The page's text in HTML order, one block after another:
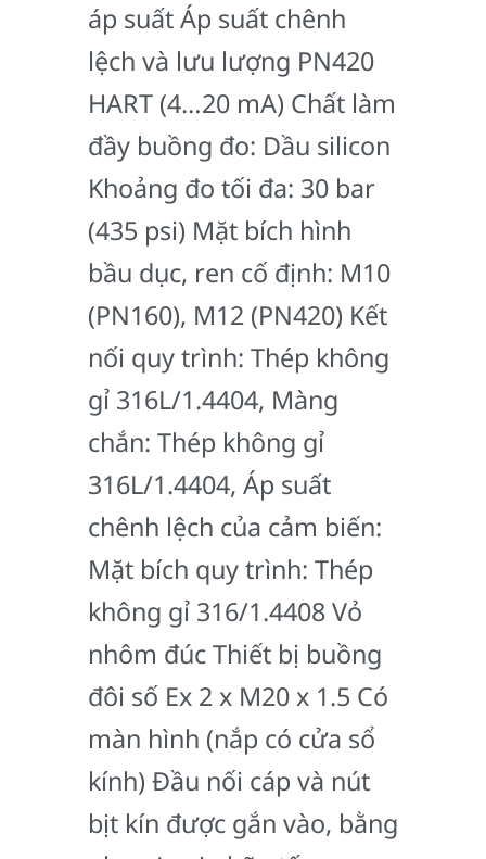
áp suất Áp suất chênh
lệch và lưu lượng PN420
HART (4…20 mA) Chất làm
đầy buồng đo: Dầu silicon
Khoảng đo tối đa: 30 bar
(435 psi) Mặt bích hình
bầu dục, ren cố định: M10
(PN160), M12 (PN420) Kết
nối quy trình: Thép không
gỉ 316L/1.4404, Màng
chắn: Thép không gỉ
316L/1.4404, Áp suất
chênh lệch của cảm biến:
Mặt bích quy trình: Thép
không gỉ 316/1.4408 Vỏ
nhôm đúc Thiết bị buồng
đôi số Ex 2 x M20 x 1.5 Có
màn hình (nắp có cửa sổ
kính) Đầu nối cáp và nút
bịt kín được gắn vào, bằng